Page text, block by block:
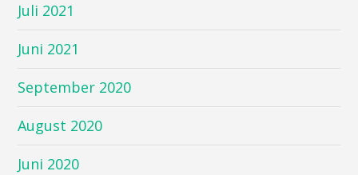
Juli 2021
Juni 2021
September 2020
August 2020
Juni 2020